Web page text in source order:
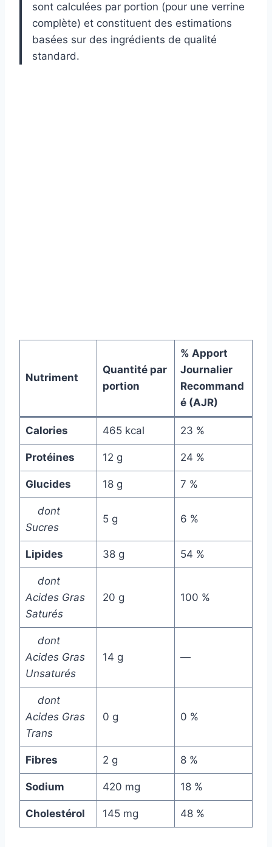
sont calculées par portion (pour une verrine
complète) et constituent des estimations
basées sur des ingrédients de qualité
standard.
Nutriment
Quantité par
portion
% Apport
Journalier
Recommand
é (AJR)
Calories 465 kcal 23 %
Protéines 12 g 24 %
Glucides 18 g 7 %
dont
Sucres
5 g 6 %
Lipides 38 g 54 %
dont
Acides Gras
Saturés
20 g 100 %
dont
Acides Gras
Unsaturés
14 g —
dont
Acides Gras
Trans
0 g 0 %
Fibres 2 g 8 %
Sodium 420 mg 18 %
Cholestérol 145 mg 48 %